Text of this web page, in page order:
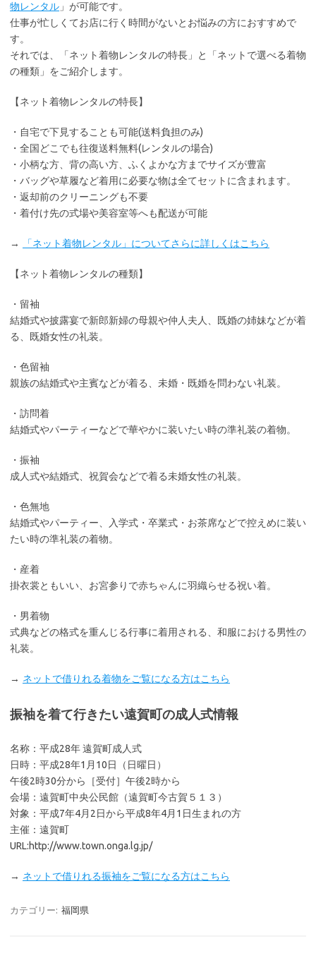
物レンタル 」が可能です。
仕事が忙しくてお店に行く時間がないとお悩みの方におすすめで
す。
それでは、「ネット着物レンタルの特長」と「ネットで選べる着物
の種類」をご紹介します。
【ネット着物レンタルの特長】
・ 自宅で下見することも可能(送料負担のみ)
・全国どこでも往復送料無料(レンタルの場合)
・小柄な方、背の高い方、ふくよかな方までサイズが豊富
・バッグや草履など着用に必要な物は全てセット に含まれます。
・返却前のクリーニングも不要
・着付け先の式場や美容室等へも配送が可能
→ 「ネット着物レンタル」についてさらに詳しくはこちら
【ネット着物レンタルの種類】
・留袖
結婚式や披露宴で新郎新婦の母親や仲人夫人、既婚の姉妹などが着
る、既婚女性の礼装。
・色留袖
親族の結婚式や主賓などが着る、未婚・既婚を問わない礼装。
・訪問着
結婚式やパーティーなどで華やかに装いたい時の準礼装の着物。
・振袖
成人式や結婚式、祝賀会などで着る未婚女性の礼装。
・色無地
結婚式やパーティー、入学式・卒業式・お茶席などで控えめに装い
たい時の準礼装の着物。
・産着
掛衣裳ともいい、お宮参りで赤ちゃんに羽織らせる祝い着。
・男着物
式典などの格式を重んじる行事に着用される、和服における男性の
礼装。
→ ネットで借りれる着物をご覧になる方はこちら
振袖を着て行きたい遠賀町の成人式情報
名称：平成28年 遠賀町成人式
日時：平成28年1月10日（日曜日）
午後2時30分から［受付］午後2時から
会場：遠賀町中央公民館（遠賀町今古賀５１３）
対象：平成7年4月2日から平成8年4月1日生まれの方
主催：遠賀町
URL:http://www.town.onga.lg.jp/
→ ネットで借りれる振袖をご覧になる方はこちら
カテゴリー: 福岡県